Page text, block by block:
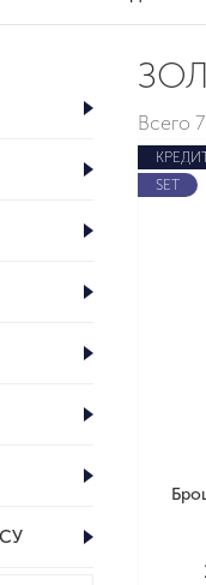
Всего
SET